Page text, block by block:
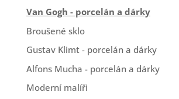
Van Gogh - porcelán a dárky
Broušené sklo
Gustav Klimt - porcelán a dárky
Alfons Mucha - porcelán a dárky
Moderní malíři